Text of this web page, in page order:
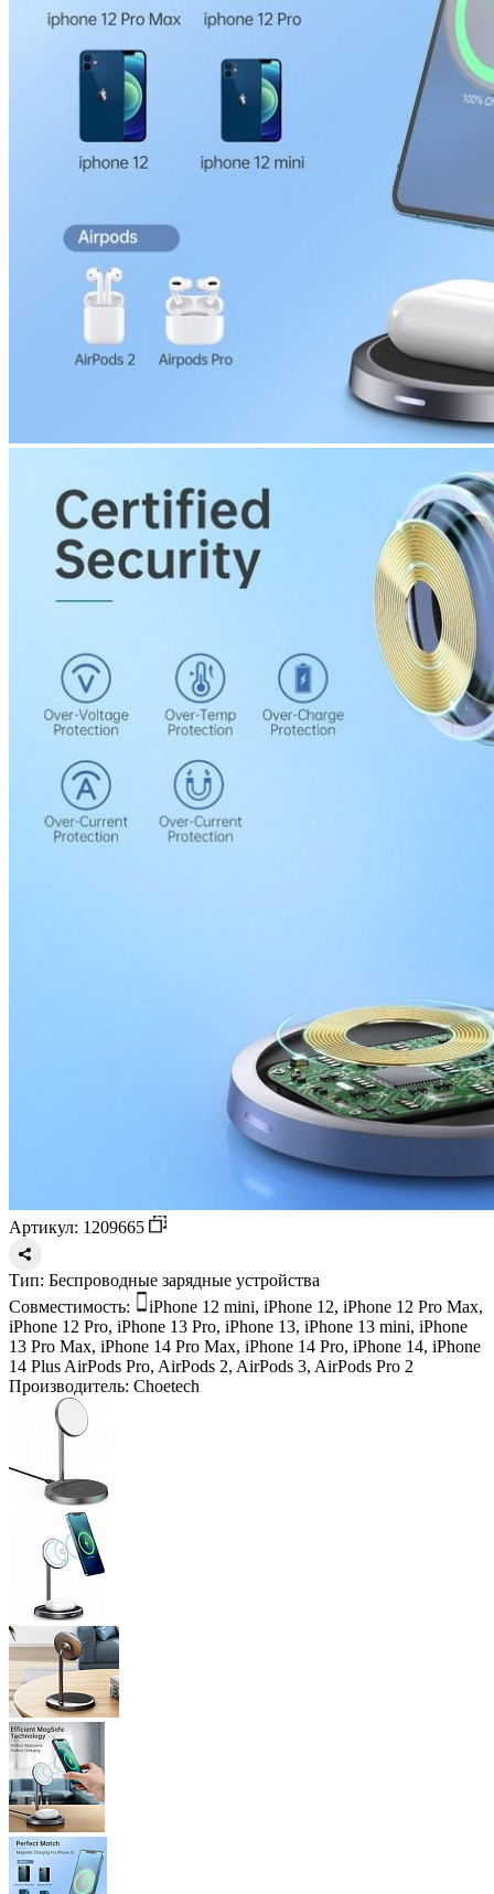
Артикул: 1209665
Тип: Беспроводные зарядные устройства
Совместимость:
iPhone 12 mini, iPhone 12, iPhone 12 Pro Max,
iPhone 12 Pro, iPhone 13 Pro, iPhone 13, iPhone 13 mini, iPhone
13 Pro Max, iPhone 14 Pro Max, iPhone 14 Pro, iPhone 14, iPhone
14 Plus AirPods Pro, AirPods 2, AirPods 3, AirPods Pro 2
Производитель: Choetech